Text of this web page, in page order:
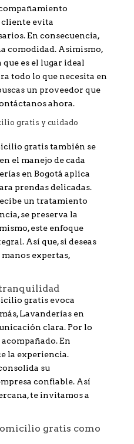
cliente evita
En consecuencia,
comodidad. Asimismo,
es el lugar ideal
todo lo que necesita en
un proveedor que
ahora.
gratis y cuidado
gratis también se
el manejo de cada
en Bogotá aplica
prendas delicadas.
un tratamiento
se preserva la
este enfoque
Así que, si deseas
expertas,
gratis evoca
Lavanderías en
clara. Por lo
En
la experiencia.
su
confiable. Así
te invitamos a
gratis como